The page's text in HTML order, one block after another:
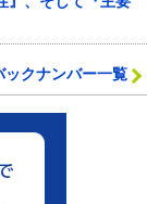
ックナンバー一覧